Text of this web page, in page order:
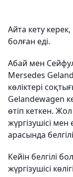
Айта кету
болған еді.
Абай мен
Mersedes
көліктері
Gelаndеwagen
өтіп кеткен.
жүргізушісі
арасында
Кейін белгілі
жүргізушісі